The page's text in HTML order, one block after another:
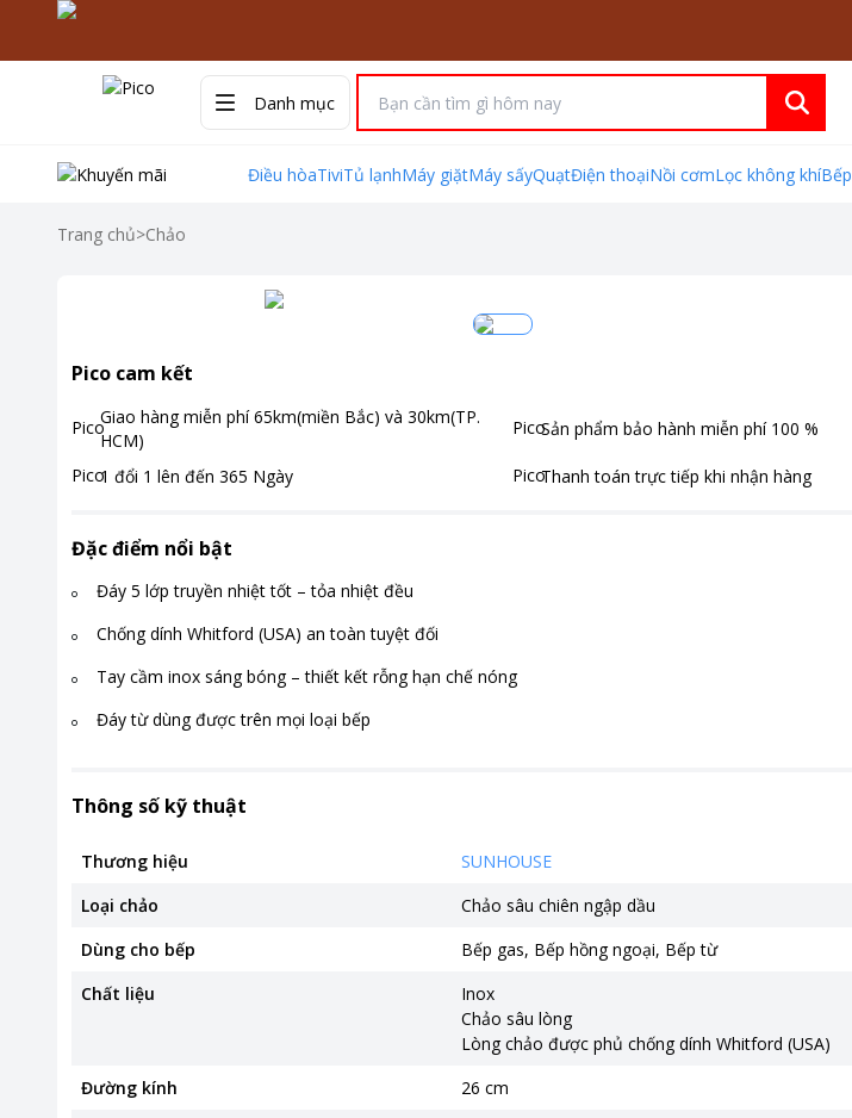
Danh mục
Điều hòaTiviTủ lạnhMáy giặtMáy sấyQuạtĐiện thoạiNồi cơmLọc không khíBếp
Trang chủ>Chảo
Pico cam kết
Giao hàng miễn phí 65km(miền Bắc) và 30km(TP.
HCM)
Sản phẩm bảo hành miễn phí 100 %
1 đổi 1 lên đến 365 Ngày Thanh toán trực tiếp khi nhận hàng
Đặc điểm nổi bật
Đáy 5 lớp truyền nhiệt tốt – tỏa nhiệt đều
Chống dính Whitford (USA) an toàn tuyệt đối
Tay cầm inox sáng bóng – thiết kết rỗng hạn chế nóng
Đáy từ dùng được trên mọi loại bếp
Thông số kỹ thuật
Thương hiệu
SUNHOUSE
Loại chảo
Chảo sâu chiên ngập dầu
Dùng cho bếp
Bếp gas, Bếp hồng ngoại, Bếp từ
Chất liệu
Inox
Chảo sâu lòng
Lòng chảo được phủ chống dính Whitford (USA)
Đường kính
26 cm